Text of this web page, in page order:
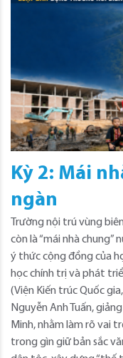
Kỳ 2: Mái
ngàn
Trường nội trú vùng
còn là “mái nhà chung”
ý thức cộng đồng của
học chính trị và phát
(Viện Kiến trúc Quốc
Nguyễn Anh Tuấn,
Minh, nhằm làm rõ vai
trong gìn giữ bản sắc